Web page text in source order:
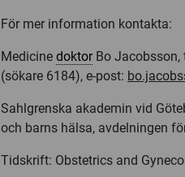
För mer information kontakta:
Medicine doktorBo Jacobsson,
(sökare 6184), e-post:
Sahlgrenska akademin vid
och barns hälsa, avdelningen
Tidskrift: Obstetrics and